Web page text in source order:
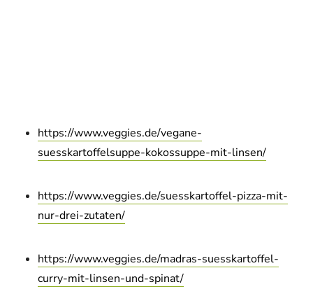
https://www.veggies.de/vegane-
suesskartoffelsuppe-kokossuppe-mit-linsen/
https://www.veggies.de/suesskartoffel-pizza-mit-
nur-drei-zutaten/
https://www.veggies.de/madras-suesskartoffel-
curry-mit-linsen-und-spinat/